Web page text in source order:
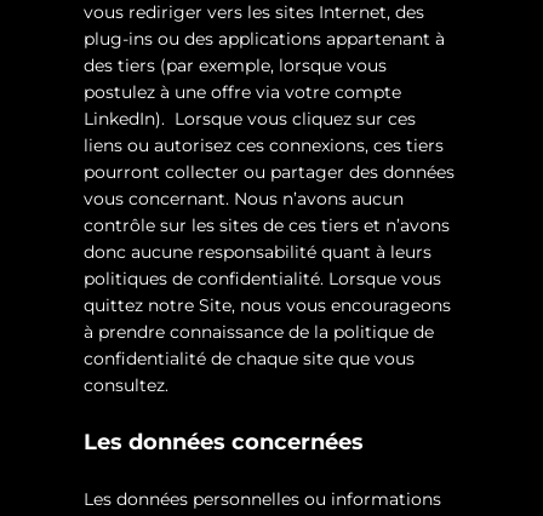
vous rediriger vers les sites Internet, des
plug-ins ou des applications appartenant à
des tiers (par exemple, lorsque vous
postulez à une offre via votre compte
LinkedIn). Lorsque vous cliquez sur ces
liens ou autorisez ces connexions, ces tiers
pourront collecter ou partager des données
vous concernant. Nous n’avons aucun
contrôle sur les sites de ces tiers et n’avons
donc aucune responsabilité quant à leurs
politiques de confidentialité. Lorsque vous
quittez notre Site, nous vous encourageons
à prendre connaissance de la politique de
confidentialité de chaque site que vous
consultez.
Les données concernées
Les données personnelles ou informations